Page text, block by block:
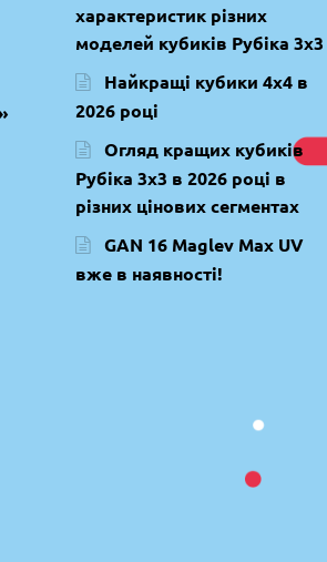
характеристик різних
моделей кубиків Рубіка 3х3
Найкращі кубики 4х4 в
2026 році
Огляд кращих кубиків
Рубіка 3х3 в 2026 році в
різних цінових сегментах
GAN 16 Maglev Max UV
вже в наявності!